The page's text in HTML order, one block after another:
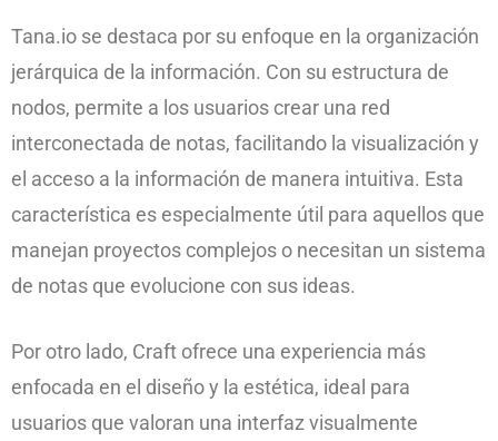
Tana.io se destaca por su enfoque en la organización
jerárquica de la información. Con su estructura de
nodos, permite a los usuarios crear una red
interconectada de notas, facilitando la visualización y
el acceso a la información de manera intuitiva. Esta
característica es especialmente útil para aquellos que
manejan proyectos complejos o necesitan un sistema
de notas que evolucione con sus ideas.
Por otro lado, Craft ofrece una experiencia más
enfocada en el diseño y la estética, ideal para
usuarios que valoran una interfaz visualmente